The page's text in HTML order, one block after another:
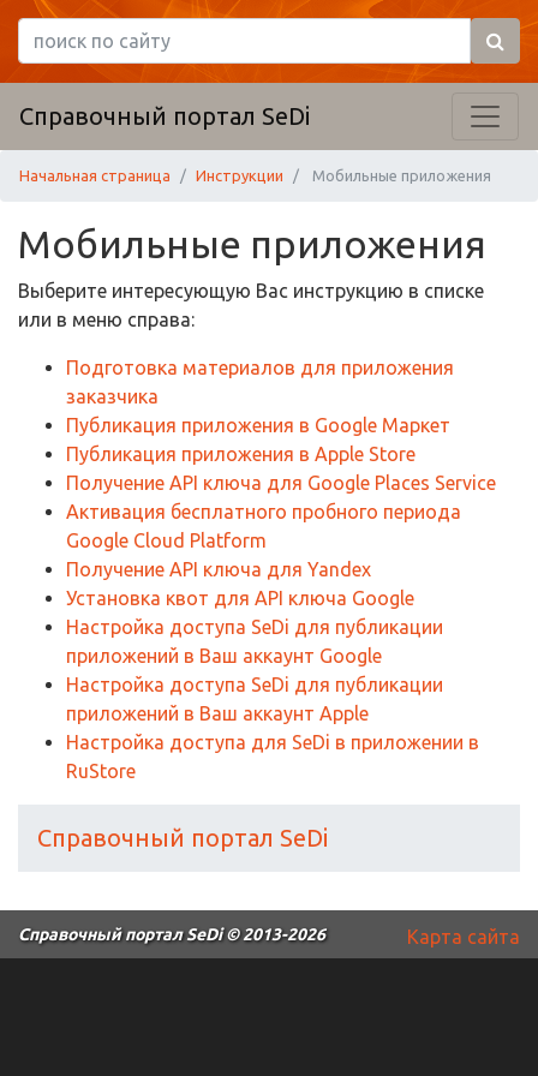
Справочный портал SeDi
Начальная страница Инструкции Мобильные приложения
Мобильные приложения
Выберите интересующую Вас инструкцию в списке
или в меню справа:
Подготовка материалов для приложения
заказчика
Публикация приложения в Google Маркет
Публикация приложения в Apple Store
Получение API ключа для Google Places Service
Активация бесплатного пробного периода
Google Cloud Platform
Получение API ключа для Yandex
Установка квот для API ключа Google
Настройка доступа SeDi для публикации
приложений в Ваш аккаунт Google
Настройка доступа SeDi для публикации
приложений в Ваш аккаунт Apple
Настройка доступа для SeDi в приложении в
RuStore
Справочный портал SeDi
Карта сайта
Справочный портал SeDi© 2013-2026